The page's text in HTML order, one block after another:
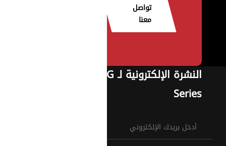
تواصل
معنا
النشرة الإلكترونية لـ G
Series